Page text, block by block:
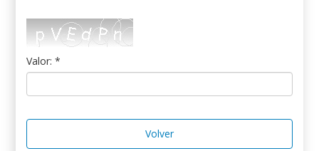
Valor: *
Volver